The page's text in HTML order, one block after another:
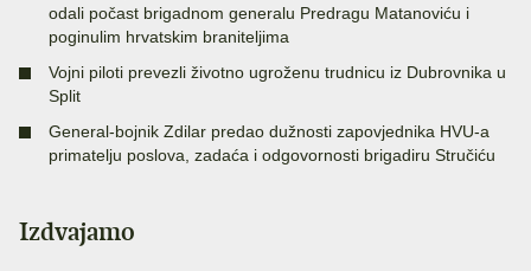
odali počast brigadnom generalu Predragu Matanoviću i
poginulim hrvatskim braniteljima
Vojni piloti prevezli životno ugroženu trudnicu iz Dubrovnika u
Split
General-bojnik Zdilar predao dužnosti zapovjednika HVU-a
primatelju poslova, zadaća i odgovornosti brigadiru Stručiću
Izdvajamo